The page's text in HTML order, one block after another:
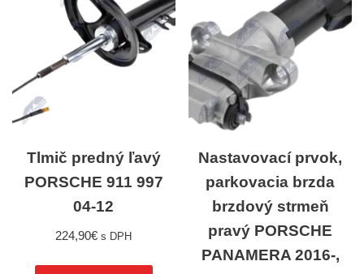
Tlmič predný ľavý
PORSCHE 911 997
04-12
224,90€ s DPH
Nastavovací prvok,
parkovacia brzda
brzdový strmeň
pravý PORSCHE
PANAMERA 2016-,